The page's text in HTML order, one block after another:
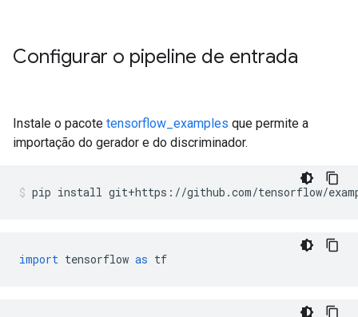
Configurar o pipeline de entrada
Instale o pacote tensorflow_examples que permite a
importação do gerador e do discriminador.
pip install git+https ://github .com/tensorflow/
import tensorflow as tf